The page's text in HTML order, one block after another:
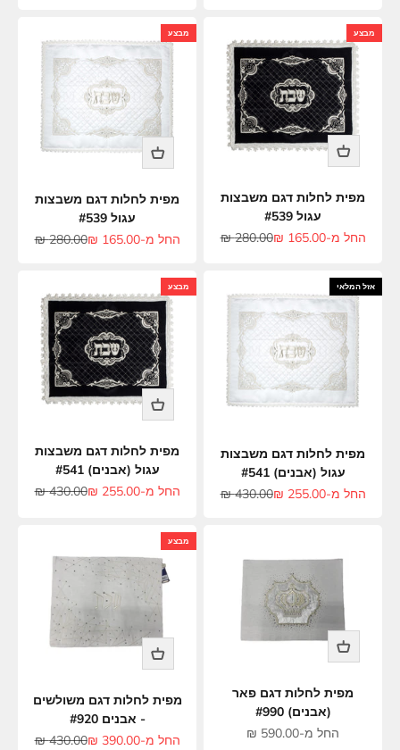
מבצע
מפית לחלות דגם משבצות
עגול #539
מחיר מבצע
החל מ-165.00 ₪ מחיר רגיל
280.00 ₪
מבצע
מפית לחלות דגם משבצות
עגול #539
מחיר מבצע
החל מ-165.00 ₪ מחיר רגיל
280.00 ₪
אזל המלאי
מפית לחלות דגם משבצות
עגול (אבנים) #541
מחיר מבצע
החל מ-255.00 ₪ מחיר רגיל
430.00 ₪
מבצע
מפית לחלות דגם משבצות
עגול (אבנים) #541
מחיר מבצע
החל מ-255.00 ₪ מחיר רגיל
430.00 ₪
מפית לחלות דגם פאר
(אבנים) #990
מחיר מבצע
החל מ-590.00 ₪
מבצע
מפית לחלות דגם משולשים
- אבנים #920
מחיר מבצע
החל מ-390.00 ₪ מחיר רגיל
430.00 ₪